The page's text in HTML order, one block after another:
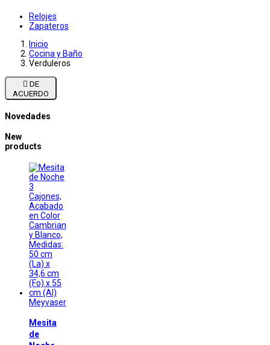
Relojes
Zapateros
Inicio
Cocina y Baño
Verduleros

ACUERDO
Novedades
New
products
Meyvaser
Mesita
de